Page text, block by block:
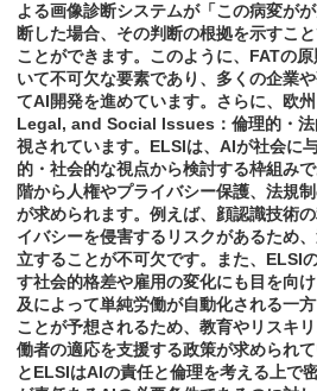
よる画像診断システムが「この病変が
断した場合、その判断の根拠を示すこ
ことができます。このように、FATの
いて不可欠な要素であり、多くの企業
てAI開発を進めています。さらに、欧
Legal, and Social Issues：倫理的・法
視されています。ELSIは、AIが社会に
的・社会的な視点から検討する枠組み
階から人権やプライバシー保護、法規
が求められます。例えば、顔認識技術
イバシーを侵害するリスクがあるため
立することが不可欠です。また、ELSI
す社会的格差や雇用の変化にも目を向
及によって単純労働が自動化される一
ことが予想されるため、教育やリスキ
働者の適応を支援する政策が求められ
とELSIはAIの責任と倫理を考える上で